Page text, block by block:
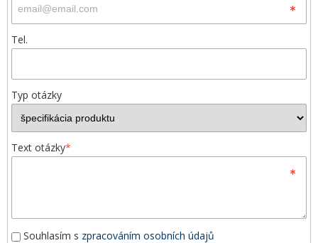
Tel.
Typ otázky
Text otázky*
Souhlasím s zpracováním osobních údajů